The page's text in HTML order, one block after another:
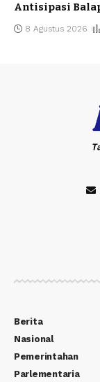
Antisipasi
8 Agustus 2026
Berita
Nasional
Pemerintahan
Parlementaria